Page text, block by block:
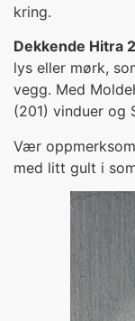
kring.
Dekkende Hitra
lys eller mørk,
vegg. Med
(201) vinduer
Vær
med litt gult i